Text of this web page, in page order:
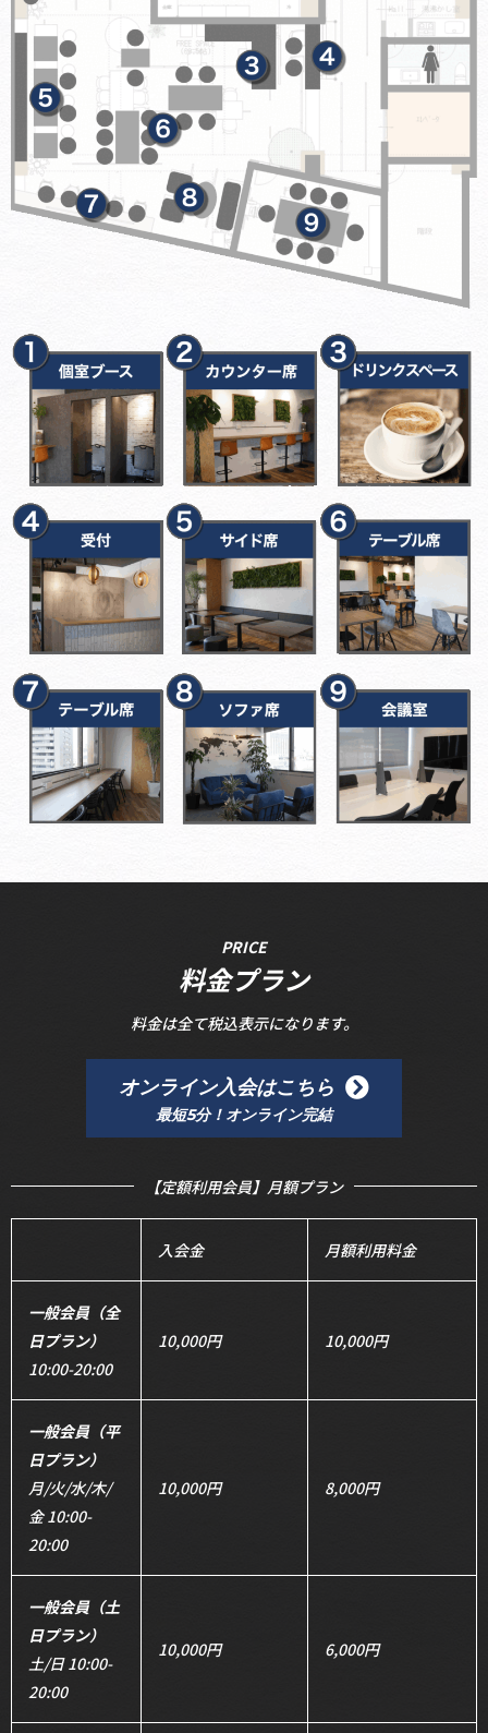
PRICE
料金プラン
料金は全て税込表示になります。
オンライン入会はこちら
最短5分！オンライン完結
【定額利用会員】月額プラン
入会金 月額利用料金
一般会員（全
日プラン）
10:00-20:00
10,000円 10,000円
一般会員（平
日プラン）
月/火/水/木/
金 10:00-
20:00
10,000円 8,000円
一般会員（土
日プラン）
土/日 10:00-
20:00
10,000円 6,000円